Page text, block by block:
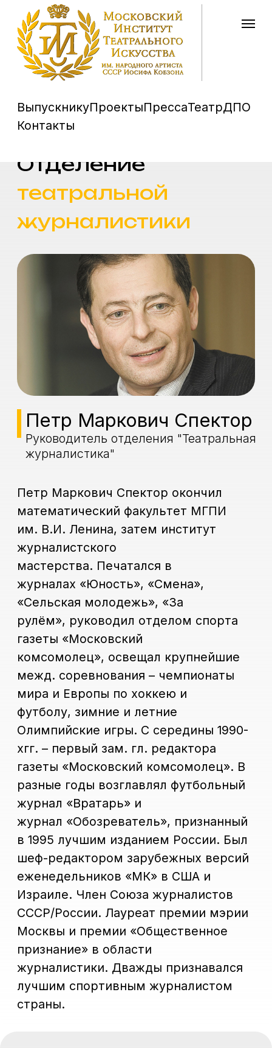
ВыпускникуПроекты ПрессаТеатрДПО
Петр Маркович Спектор окончил
математический факультет МГПИ
им. В.И. Ленина, затем институт
журналистского
журналах «Юность», «Смена»,
«Сельская молодежь», «За
рулём», руководил отделом спорта
газеты «Московский
мира и Европы по хоккею и
футболу, зимние и летние
хгг. – первый зам. гл. редактора
газеты «Московский комсомолец». В
разные годы возглавлял футбольный
журнал «Вратарь» и
журнал «Обозреватель», признанный
в 1995 лучшим изданием России. Был
еженедельников «МК» в США и
Израиле. Член Союза журналистов
Москвы и премии «Общественное
признание» в области
журналистики. Дважды признавался
страны.
Петр Маркович Спектор
Руководитель отделения "Театральная
журналистика"
Отделение
журналистики
Райкина Марина
Александровна
Руководитель курса "Театральная
журналистика"
«Любите ли вы театр так, как я
Направление
"Театральная
журналистика"